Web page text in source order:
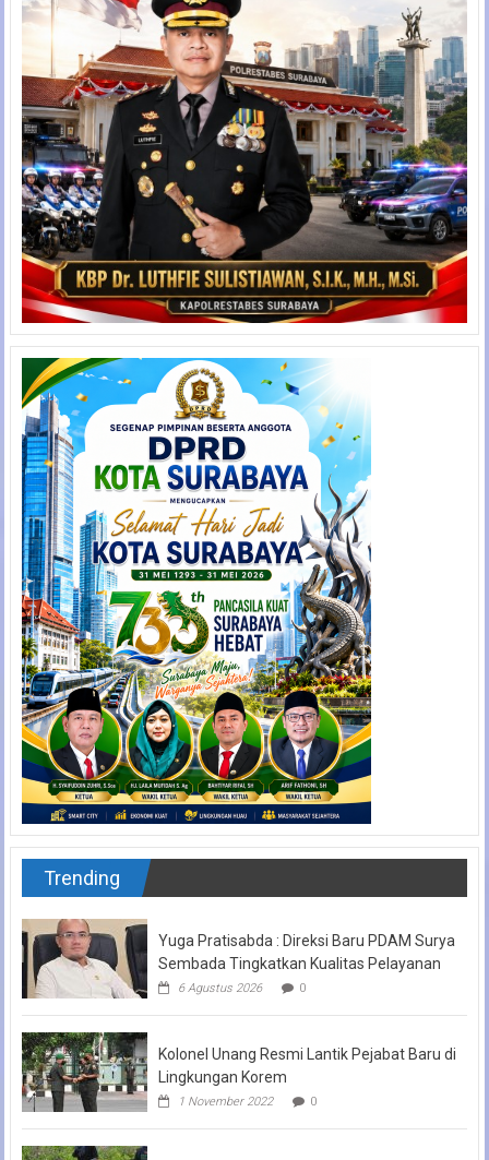
Trending
Yuga Pratisabda : Direksi Baru PDAM Surya
Sembada Tingkatkan Kualitas Pelayanan
6 Agustus 2026 0
Kolonel Unang Resmi Lantik Pejabat Baru di
Lingkungan Korem
1 November 2022 0